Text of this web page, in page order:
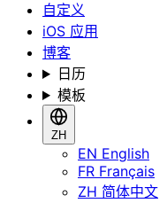
自定义
iOS 应用
博客
日历
模板
ZH
EN English
FR Français
ZH 简体中文